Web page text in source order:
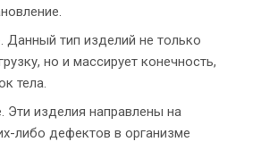
Данный тип изделий не только
но и массирует конечность,
тела.
Эти изделия направлены на
либо дефектов в организме